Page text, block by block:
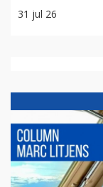
31 jul 26